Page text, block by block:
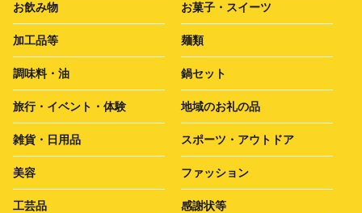
お飲み物 お菓子・スイーツ
加工品等 麺類
調味料・油 鍋セット
旅行・イベント・体験 地域のお礼の品
雑貨・日用品 スポーツ・アウトドア
美容 ファッション
工芸品 感謝状等